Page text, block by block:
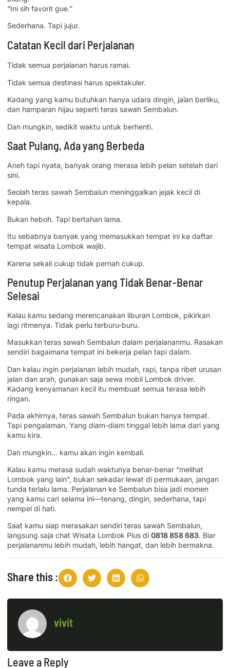
“Ini sih favorit gue.”
Sederhana. Tapi jujur.
Catatan Kecil dari Perjalanan
Tidak semua perjalanan harus ramai.
Tidak semua destinasi harus spektakuler.
Kadang yang kamu butuhkan hanya udara dingin, jalan berliku,
dan hamparan hijau seperti teras sawah Sembalun.
Dan mungkin, sedikit waktu untuk berhenti.
Saat Pulang, Ada yang Berbeda
Aneh tapi nyata, banyak orang merasa lebih pelan setelah dari
sini.
Seolah teras sawah Sembalun meninggalkan jejak kecil di
kepala.
Bukan heboh. Tapi bertahan lama.
Itu sebabnya banyak yang memasukkan tempat ini ke daftar
tempat wisata Lombok wajib.
Karena sekali cukup tidak pernah cukup.
Penutup Perjalanan yang Tidak Benar-Benar
Selesai
Kalau kamu sedang merencanakan liburan Lombok, pikirkan
lagi ritmenya. Tidak perlu terburu-buru.
Masukkan teras sawah Sembalun dalam perjalananmu. Rasakan
sendiri bagaimana tempat ini bekerja pelan tapi dalam.
Dan kalau ingin perjalanan lebih mudah, rapi, tanpa ribet urusan
jalan dan arah, gunakan saja sewa mobil Lombok driver.
Kadang kenyamanan kecil itu membuat semua terasa lebih
ringan.
Pada akhirnya, teras sawah Sembalun bukan hanya tempat.
Tapi pengalaman. Yang diam-diam tinggal lebih lama dari yang
kamu kira.
Dan mungkin… kamu akan ingin kembali.
Kalau kamu merasa sudah waktunya benar-benar “melihat
Lombok yang lain”, bukan sekadar lewat di permukaan, jangan
tunda terlalu lama. Perjalanan ke Sembalun bisa jadi momen
yang kamu cari selama ini—tenang, dingin, sederhana, tapi
nempel di hati.
Saat kamu siap merasakan sendiri teras sawah Sembalun,
langsung saja chat Wisata Lombok Plus di 0818 858 683. Biar
perjalananmu lebih mudah, lebih hangat, dan lebih bermakna.
Share this :
vivit
Leave a Reply